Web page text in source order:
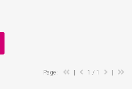
Page : 1 / 1